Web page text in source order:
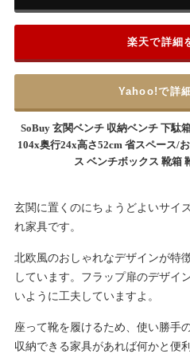
SoBuy 玄関ベンチ 収納ベンチ 下駄
104x奥行24x高さ52cm 省スペース/
ス ベンチボックス 靴箱
楽天で詳細
Yahoo!で詳
玄関に置くのにちょうどよいサイ
れ家具です。
北欧風のおしゃれなデザインが特
しています。フラップ扉のデザイ
いように工夫していますよ。
座って靴を履けるため、使い勝手
収納できる家具があれば何かと便